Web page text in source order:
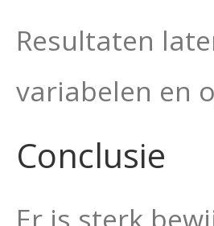
Resultaten
variabelen en
Conclusie